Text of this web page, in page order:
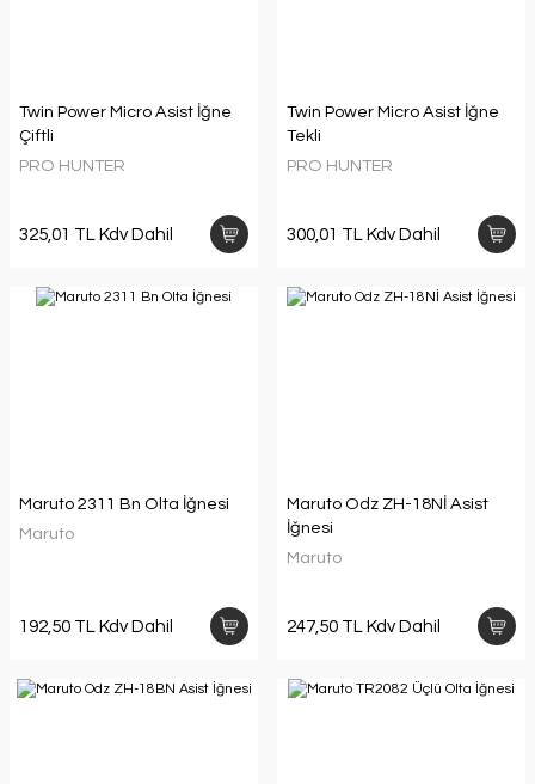
Twin Power Micro Asist İğne
Çiftli
PRO HUNTER
325,01 TL Kdv Dahil
Twin Power Micro Asist İğne
Tekli
PRO HUNTER
300,01 TL Kdv Dahil
Maruto 2311 Bn Olta İğnesi
Maruto
192,50 TL Kdv Dahil
Maruto Odz ZH-18Nİ Asist
İğnesi
Maruto
247,50 TL Kdv Dahil